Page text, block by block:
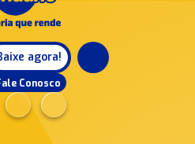
agora!
Conosco